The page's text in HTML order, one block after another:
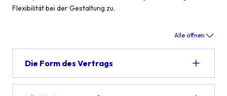
Flexibilität bei der Gestaltung zu.
Alle öffnen
Die Form des Vertrags